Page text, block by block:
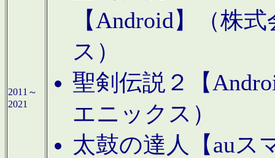
2011～
2021
【Android】（株
ス）
聖剣伝説２【
エニックス）
太鼓の達人【auス